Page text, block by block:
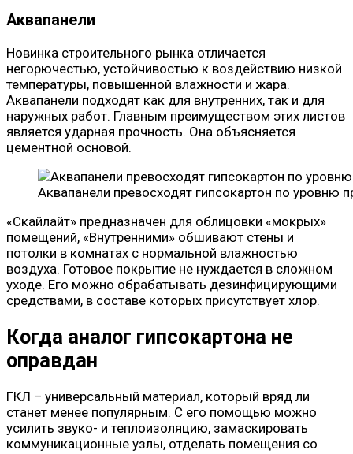
Аквапанели
Новинка строительного рынка отличается
негорючестью, устойчивостью к воздействию низкой
температуры, повышенной влажности и жара.
Аквапанели подходят как для внутренних, так и для
наружных работ. Главным преимуществом этих листов
является ударная прочность. Она объясняется
цементной основой.
Аквапанели превосходят гипсокартон по уровню
«Скайлайт» предназначен для облицовки «мокрых»
помещений, «Внутренними» обшивают стены и
потолки в комнатах с нормальной влажностью
воздуха. Готовое покрытие не нуждается в сложном
уходе. Его можно обрабатывать дезинфицирующими
средствами, в составе которых присутствует хлор.
Когда аналог гипсокартона не
оправдан
ГКЛ – универсальный материал, который вряд ли
станет менее популярным. С его помощью можно
усилить звуко- и теплоизоляцию, замаскировать
коммуникационные узлы, отделать помещения со